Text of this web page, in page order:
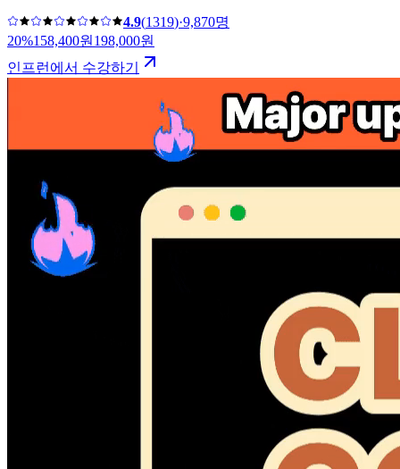
4.9(1319)·9,870명
20%158,400원 198,000원
인프런에서 수강하기